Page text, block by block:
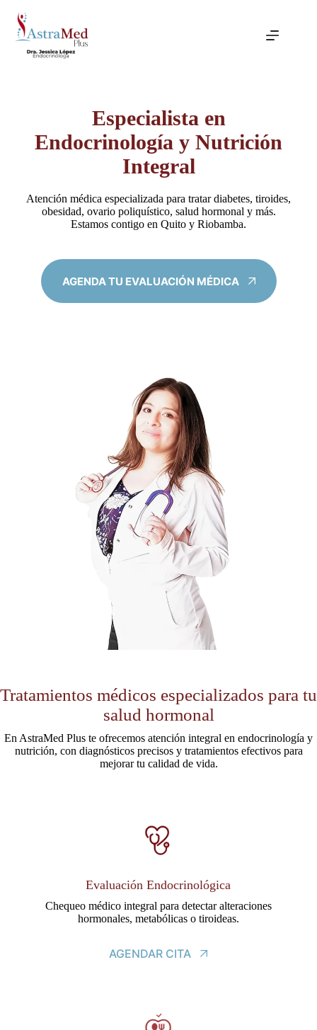
contenido
Especialista en
Endocrinología y Nutrición
Integral
Atención médica especializada para tratar diabetes, tiroides,
obesidad, ovario poliquístico, salud hormonal y más.
Estamos contigo en Quito y Riobamba.
AGENDA TU EVALUACIÓN MÉDICA
Tratamientos médicos especializados para tu
salud hormonal
En AstraMed Plus te ofrecemos atención integral en endocrinología y
nutrición, con diagnósticos precisos y tratamientos efectivos para
mejorar tu calidad de vida.
Evaluación Endocrinológica
Chequeo médico integral para detectar alteraciones
hormonales, metabólicas o tiroideas.
AGENDAR CITA